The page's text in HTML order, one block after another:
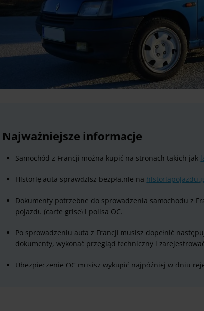
Najważniejsze informacje
Samochód z Francji można kupić na stronach takich jak
Historię auta sprawdzisz bezpłatnie na
Dokumenty potrzebne do sprowadzenia samochodu z
pojazdu (carte grise) i polisa OC.
Po sprowadzeniu auta z Francji musisz dopełnić
dokumenty, wykonać przegląd techniczny i
Ubezpieczenie OC musisz wykupić najpóźniej w dniu